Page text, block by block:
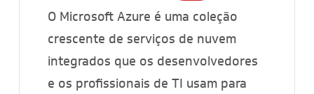
O Microsoft Azure é uma coleção
crescente de serviços de nuvem
integrados que os desenvolvedores
e os profissionais de TI usam para